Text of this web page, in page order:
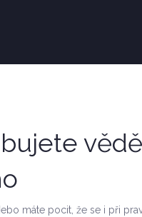
máte pocit, že se i při